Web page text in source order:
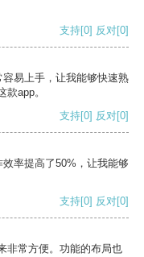
支持[0] 反对[0]
易上手，让我能够快速熟
app。
支持[0] 反对[0]
率提高了50%，让我能够
支持[0] 反对[0]
非常方便。功能的布局也